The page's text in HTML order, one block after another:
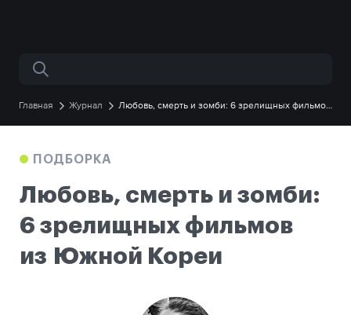
Поиск по сайту
Главная Журнал
Любовь, смерть и зомби: 6 зрелищных фильмов
ПОДБОРКА
Любовь, смерть и зомби:
6 зрелищных фильмов
из Южной Кореи